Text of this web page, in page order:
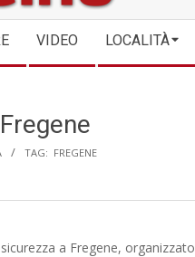
VIDEO LOCALITÀ
TAG: FREGENE
a Fregene, organizzato